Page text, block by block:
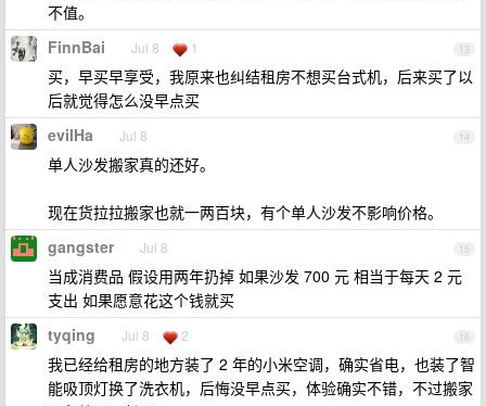
不值。
13
FinnBai Jul 8 1
买，早买早享受，我原来也纠结租房不想买台式机，后来买了以
后就觉得怎么没早点买
14
evilHa Jul 8
单人沙发搬家真的还好。
现在货拉拉搬家也就一两百块，有个单人沙发不影响价格。
15
gangster Jul 8
当成消费品 假设用两年扔掉 如果沙发 700 元 相当于每天 2 元
支出 如果愿意花这个钱就买
16
tyqing Jul 8 2
我已经给租房的地方装了 2 年的小米空调，确实省电，也装了智
能吸顶灯换了洗衣机，后悔没早点买，体验确实不错，不过搬家